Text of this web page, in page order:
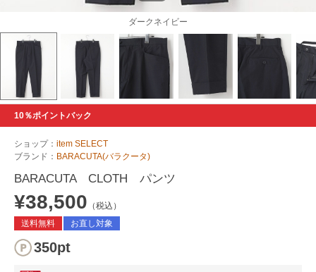
ダークネイビー
10％ポイントバック
ショップ： item SELECT
ブランド： BARACUTA(バラクータ)
BARACUTA CLOTH パンツ
¥38,500 （税込）
送料無料
お直し対象
350pt